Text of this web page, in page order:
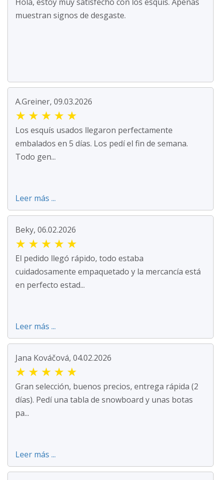
muestran signos de desgaste.
A.Greiner, 09.03.2026
★ ★ ★ ★ ★
Los esquís usados llegaron perfectamente
embalados en 5 días. Los pedí el fin de semana.
Todo gen...
Leer más ...
Beky, 06.02.2026
★ ★ ★ ★ ★
El pedido llegó rápido, todo estaba
cuidadosamente empaquetado y la mercancía está
en perfecto estad...
Leer más ...
Jana Kováčová, 04.02.2026
★ ★ ★ ★ ★
Gran selección, buenos precios, entrega rápida (2
días). Pedí una tabla de snowboard y unas botas
pa...
Leer más ...